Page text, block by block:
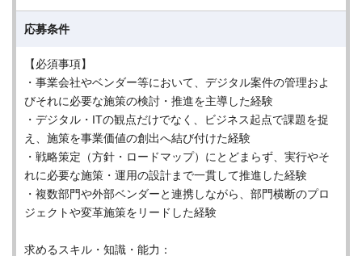
応募条件
【必須事項】
・事業会社やベンダー等において、デジタル案件の管理およ
びそれに必要な施策の検討・推進を主導した経験
・デジタル・ITの観点だけでなく、ビジネス起点で課題を捉
え、施策を事業価値の創出へ結び付けた経験
・戦略策定（方針・ロードマップ）にとどまらず、実行やそ
れに必要な施策・運用の設計まで一貫して推進した経験
・複数部門や外部ベンダーと連携しながら、部門横断のプロ
ジェクトや変革施策をリードした経験
求めるスキル・知識・能力：